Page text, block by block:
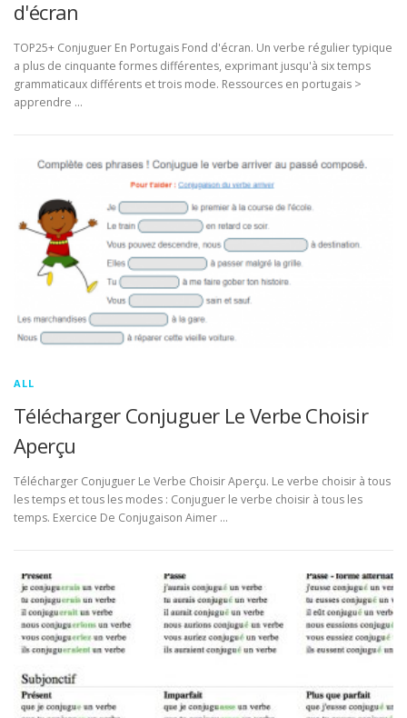
d'écran
TOP25+ Conjuguer En Portugais Fond d'écran. Un verbe régulier typique
a plus de cinquante formes différentes, exprimant jusqu'à six temps
grammaticaux différents et trois mode. Ressources en portugais >
apprendre …
ALL
Télécharger Conjuguer Le Verbe Choisir
Aperçu
Télécharger Conjuguer Le Verbe Choisir Aperçu. Le verbe choisir à tous
les temps et tous les modes : Conjuguer le verbe choisir à tous les
temps. Exercice De Conjugaison Aimer …